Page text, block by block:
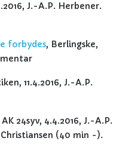
J.-A.P. Herbener.
forbydes, Berlingske,
11.4.2016, J.-A.P.
24syv, 4.4.2016, J.-A.P.
(40 min -).